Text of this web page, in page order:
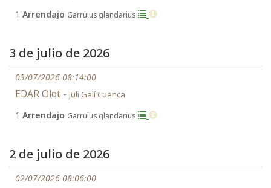
1 Arrendajo Garrulus glandarius
3 de julio de 2026
03/07/2026 08:14:00
EDAR Olot - Juli Galí Cuenca
1 Arrendajo Garrulus glandarius
2 de julio de 2026
02/07/2026 08:06:00